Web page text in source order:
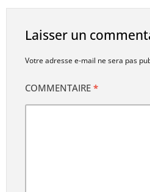
Laisser un
Votre adresse e-mail ne sera pas
COMMENTAIRE *